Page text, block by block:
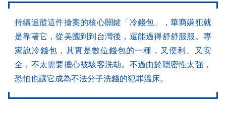
持續追蹤這件搶案的核心關鍵「冷錢包」，華裔嫌犯就
是靠著它，從美國到到台灣後，還能過得舒舒服服。專
家說冷錢包，其實是數位錢包的一種，又便利、又安
全，不太需要擔心被駭客洗劫。不過由於隱密性太強，
恐怕也讓它成為不法分子洗錢的犯罪溫床。